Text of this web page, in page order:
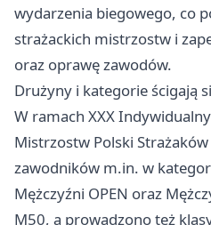
wydarzenia biegowego, co
strażackich mistrzostw i
oraz oprawę zawodów.
Drużyny i kategorie ścigają
W ramach XXX
Mistrzostw Polski
zawodników m.in. w
Mężczyźni OPEN oraz
M50, a prowadzono też